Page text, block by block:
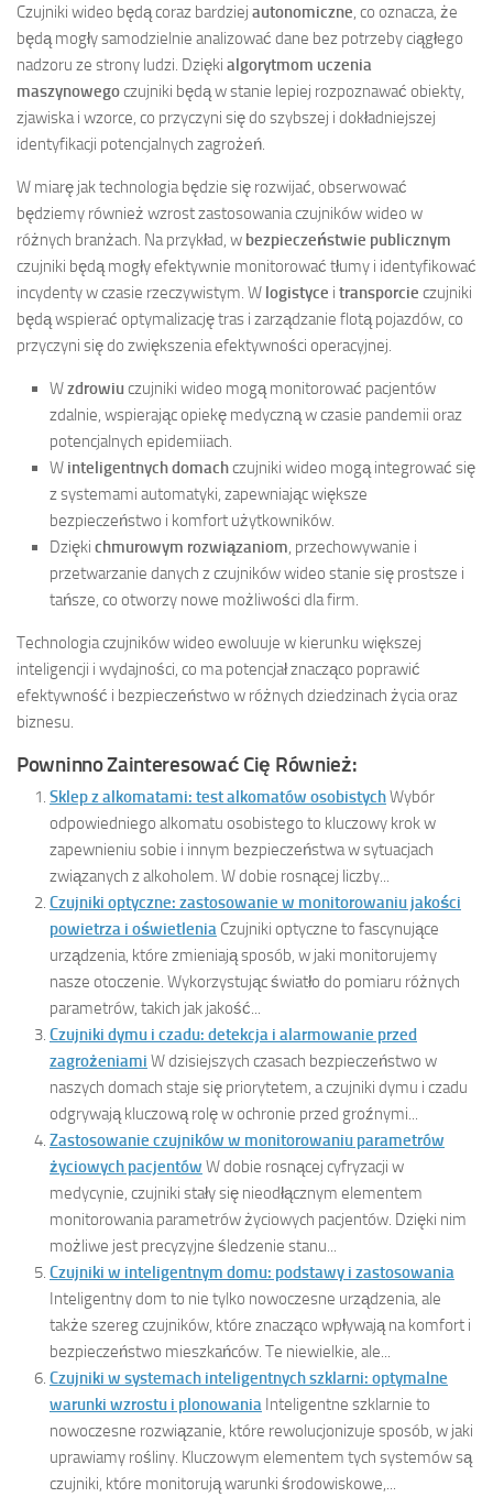
Czujniki wideo będą coraz bardziej autonomiczne, co oznacza, że
będą mogły samodzielnie analizować dane bez potrzeby ciągłego
nadzoru ze strony ludzi. Dzięki algorytmom uczenia
maszynowegoczujniki będą w stanie lepiej rozpoznawać obiekty,
zjawiska i wzorce, co przyczyni się do szybszej i dokładniejszej
identyfikacji potencjalnych zagrożeń.
W miarę jak technologia będzie się rozwijać, obserwować
będziemy również wzrost zastosowania czujników wideo w
różnych branżach. Na przykład, w bezpieczeństwie publicznym
czujniki będą mogły efektywnie monitorować tłumy i identyfikować
incydenty w czasie rzeczywistym. W logistyce i transporcie czujniki
będą wspierać optymalizację tras i zarządzanie flotą pojazdów, co
przyczyni się do zwiększenia efektywności operacyjnej.
Wzdrowiuczujniki wideo mogą monitorować pacjentów
zdalnie, wspierając opiekę medyczną w czasie pandemii oraz
potencjalnych epidemiiach.
W inteligentnych domachczujniki wideo mogą integrować się
z systemami automatyki, zapewniając większe
bezpieczeństwo i komfort użytkowników.
Dzięki chmurowym rozwiązaniom, przechowywanie i
przetwarzanie danych z czujników wideo stanie się prostsze i
tańsze, co otworzy nowe możliwości dla firm.
Technologia czujników wideo ewoluuje w kierunku większej
inteligencji i wydajności, co ma potencjał znacząco poprawić
efektywność i bezpieczeństwo w różnych dziedzinach życia oraz
biznesu.
Powninno Zainteresować Cię Również:
Sklep z alkomatami: test alkomatów osobistychWybór
odpowiedniego alkomatu osobistego to kluczowy krok w
zapewnieniu sobie i innym bezpieczeństwa w sytuacjach
związanych z alkoholem. W dobie rosnącej liczby...
Czujniki optyczne: zastosowanie w monitorowaniu jakości
powietrza i oświetlenia Czujniki optyczne to fascynujące
urządzenia, które zmieniają sposób, w jaki monitorujemy
nasze otoczenie. Wykorzystując światło do pomiaru różnych
parametrów, takich jak jakość...
Czujniki dymu i czadu: detekcja i alarmowanie przed
zagrożeniami W dzisiejszych czasach bezpieczeństwo w
naszych domach staje się priorytetem, a czujniki dymu i czadu
odgrywają kluczową rolę w ochronie przed groźnymi...
Zastosowanie czujników w monitorowaniu parametrów
życiowych pacjentów W dobie rosnącej cyfryzacji w
medycynie, czujniki stały się nieodłącznym elementem
monitorowania parametrów życiowych pacjentów. Dzięki nim
możliwe jest precyzyjne śledzenie stanu...
Czujniki w inteligentnym domu: podstawy i zastosowania
Inteligentny dom to nie tylko nowoczesne urządzenia, ale
także szereg czujników, które znacząco wpływają na komfort i
bezpieczeństwo mieszkańców. Te niewielkie, ale...
Czujniki w systemach inteligentnych szklarni: optymalne
warunki wzrostu i plonowania Inteligentne szklarnie to
nowoczesne rozwiązanie, które rewolucjonizuje sposób, w jaki
uprawiamy rośliny. Kluczowym elementem tych systemów są
czujniki, które monitorują warunki środowiskowe,...